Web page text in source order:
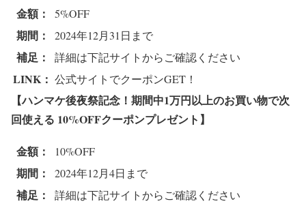
金額： 5%OFF
期間： 2024年12月31日まで
補足： 詳細は下記サイトからご確認ください
LINK： 公式サイトでクーポンGET！
【ハンマケ後夜祭記念！期間中1万円以上のお買い物で次
回使える 10%OFFクーポンプレゼント 】
金額： 10%OFF
期間： 2024年12月4日まで
補足： 詳細は下記サイトからご確認ください